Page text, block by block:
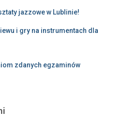
jazzowe w Lublinie!
i gry na instrumentach dla
zdanych egzaminów